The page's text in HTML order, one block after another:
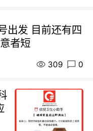
出发 目前还有四
者短
309 0